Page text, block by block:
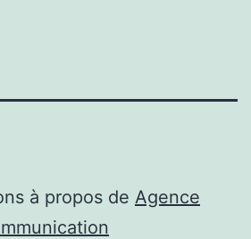
à propos de Agence